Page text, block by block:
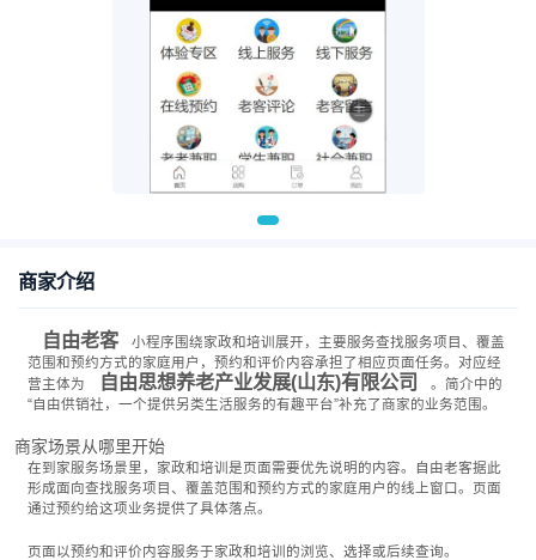
商家介绍
自由老客
小程序围绕家政和培训展开，主要服务查找服务项目、覆盖
范围和预约方式的家庭用户，预约和评价内容承担了相应页面任务。对应经
营主体为
自由思想养老产业发展(山东)有限公司
。简介中的
“自由供销社，一个提供另类生活服务的有趣平台”补充了商家的业务范围。
商家场景从哪里开始
在到家服务场景里，家政和培训是页面需要优先说明的内容。自由老客据此
形成面向查找服务项目、覆盖范围和预约方式的家庭用户的线上窗口。页面
通过预约给这项业务提供了具体落点。
页面以预约和评价内容服务于家政和培训的浏览、选择或后续查询。